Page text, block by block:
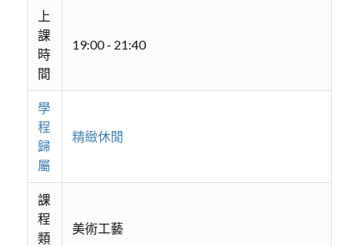
上
課
時
間
19:00 - 21:40
學
程
歸
屬
精緻休閒
課
程
類
美術工藝